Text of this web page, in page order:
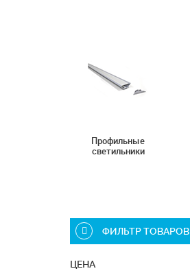
Профильные
светильники
ФИЛЬТР ТОВАРОВ
ЦЕНА